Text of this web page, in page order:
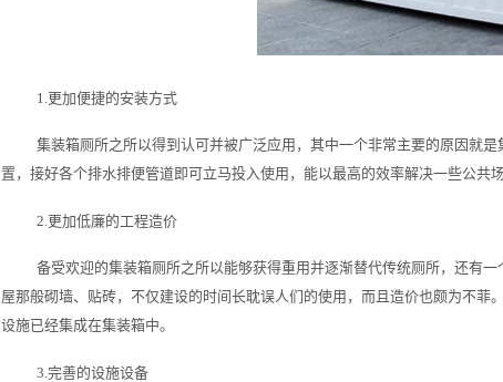
1.更加便捷的安装方式
集装箱厕所之所以得到认可并被广泛应用，其中一个非常主要的原因就
置，接好各个排水排便管道即可立马投入使用，能以最高的效率解决一些公共
2.更加低廉的工程造价
备受欢迎的集装箱厕所之所以能够获得重用并逐渐替代传统厕所，还有
屋那般砌墙、贴砖，不仅建设的时间长耽误人们的使用，而且造价也颇为不
设施已经集成在集装箱中。
3.完善的设施设备